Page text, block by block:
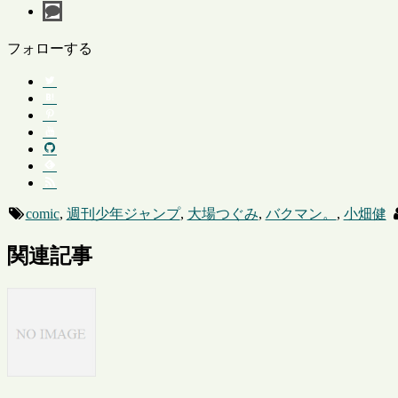
フォローする
comic, 週刊少年ジャンプ, 大場つぐみ, バクマン。 , 小畑健
関連記事